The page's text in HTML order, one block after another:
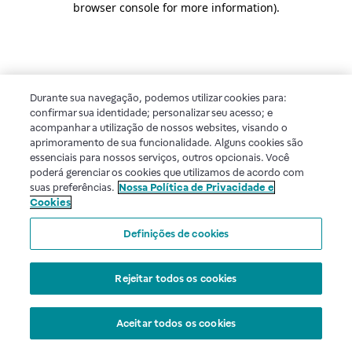
browser console for more information).
Durante sua navegação, podemos utilizar cookies para:
confirmar sua identidade; personalizar seu acesso; e
acompanhar a utilização de nossos websites, visando o
aprimoramento de sua funcionalidade. Alguns cookies são
essenciais para nossos serviços, outros opcionais. Você
poderá gerenciar os cookies que utilizamos de acordo com
suas preferências. Nossa Política de Privacidade e
Cookies
Definições de cookies
Rejeitar todos os cookies
Aceitar todos os cookies